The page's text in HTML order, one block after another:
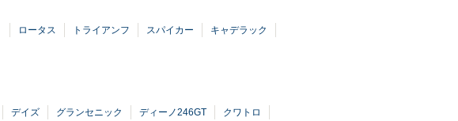
ロータス トライアンフ スパイカー
キャデラック
デイズ グランセニック ディーノ246GT
クワトロ